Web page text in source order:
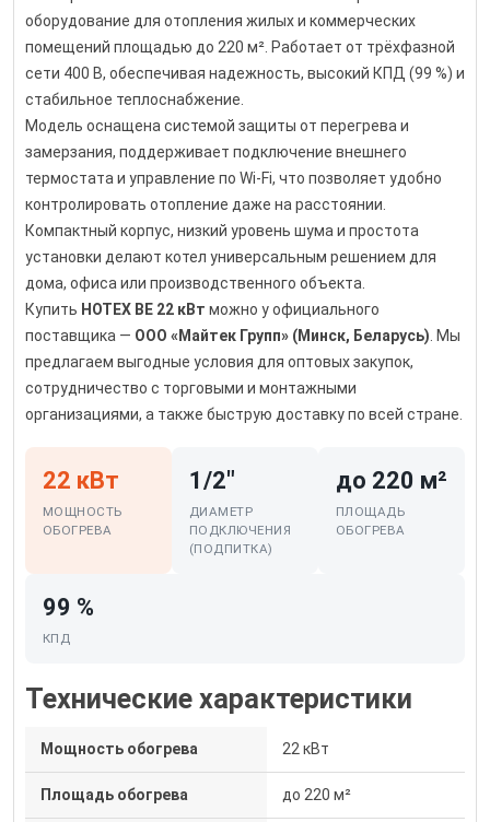
оборудование для отопления жилых и коммерческих
помещений площадью до 220 м². Работает от трёхфазной
сети 400 В, обеспечивая надежность, высокий КПД (99 %) и
стабильное теплоснабжение.
Модель оснащена системой защиты от перегрева и
замерзания, поддерживает подключение внешнего
термостата и управление по Wi-Fi, что позволяет удобно
контролировать отопление даже на расстоянии.
Компактный корпус, низкий уровень шума и простота
установки делают котел универсальным решением для
дома, офиса или производственного объекта.
Купить HOTEX BE 22 кВт можно у официального
поставщика — ООО «Майтек Групп» (Минск, Беларусь) . Мы
предлагаем выгодные условия для оптовых закупок,
сотрудничество с торговыми и монтажными
организациями, а также быструю доставку по всей стране.
22 кВт
МОЩНОСТЬ
ОБОГРЕВА
1/2"
ДИАМЕТР
ПОДКЛЮЧЕНИЯ
(ПОДПИТКА)
до 220 м²
ПЛОЩАДЬ
ОБОГРЕВА
99 %
КПД
Технические характеристики
Мощность обогрева 22 кВт
Площадь обогрева до 220 м²